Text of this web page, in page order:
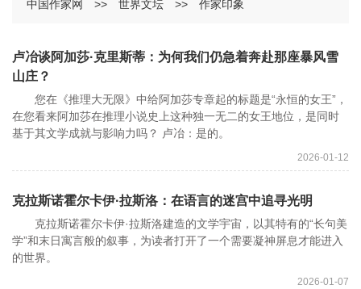
中国作家网 >> 世界文坛 >> 作家印象
卢冶谈阿加莎·克里斯蒂：为何我们仍急着奔赴那座暴风雪
山庄？
您在《推理大无限》中给阿加莎专章起的标题是“永恒的女王”，
在您看来阿加莎在推理小说史上这种独一无二的女王地位，是同时
基于其文学成就与影响力吗？ 卢冶：是的。
2026-01-12
克拉斯诺霍尔卡伊·拉斯洛：在语言的迷宫中追寻光明
克拉斯诺霍尔卡伊·拉斯洛建造的文学宇宙，以其特有的“长句美
学”和末日寓言般的叙事，为读者打开了一个需要凝神屏息才能进入
的世界。
2026-01-07